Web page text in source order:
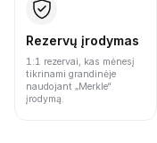
Rezervų įrodymas
1:1 rezervai, kas mėnesį
tikrinami grandinėje
naudojant „Merkle“
įrodymą.